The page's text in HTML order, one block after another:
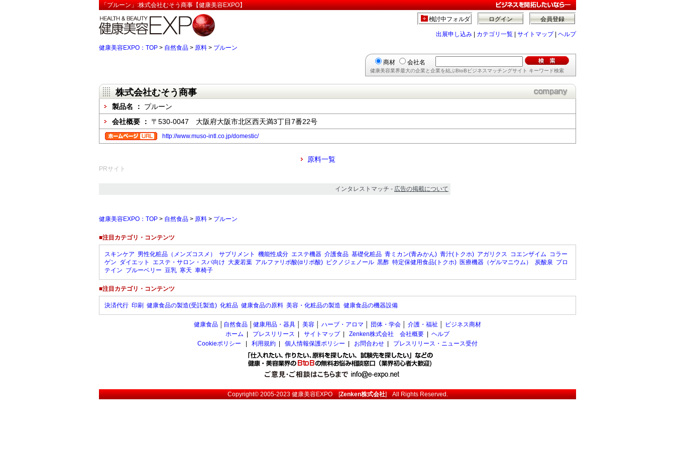
「プルーン」:株式会社むそう商事【健康美容EXPO】
会員登録
ログイン
検討中フォルダ
出展申し込み カテゴリ一覧 サイトマップ| ヘルプ
健康美容EXPO：TOP > 自然食品 > 原料 > プルーン
商材 会社名
健康美容業界最大の企業と企業を結ぶBtoBビジネスマッチングサイト キーワード検索
株式会社むそう商事
製品名 ： プルーン
会社概要 ： 〒530-0047 大阪府大阪市北区西天満3丁目7番22号
http://www.muso-intl.co.jp/domestic/
原料一覧
PRサイト
インタレストマッチ - 広告の掲載について
健康美容EXPO：TOP > 自然食品 > 原料 > プルーン
■注目カテゴリ・コンテンツ
スキンケア 男性化粧品（メンズコスメ） サプリメント 機能性成分 エステ機器 介護食品 基礎化粧品 青ミカン(青みかん) 青汁(トクホ) アガリクス コエンザイム コラー
ゲン ダイエット エステ・サロン・スパ向け 大麦若葉 アルファリポ酸(αリポ酸) ピクノジェノール 黒酢 特定保健用食品(トクホ) 医療機器（ゲルマニウム） 炭酸泉 プロ
テイン ブルーベリー 豆乳 寒天 車椅子
■注目カテゴリ・コンテンツ
決済代行 印刷 健康食品の製造(受託製造) 化粧品 健康食品の原料 美容・化粧品の製造 健康食品の機器設備
健康食品 自然食品 健康用品・器具 美容 ハーブ・アロマ 団体・学会 介護・福祉
ビジネス商材
ホーム
プレスリリース サイトマップ| Zenken株式会社 会社概要
ヘルプ
Cookieポリシー
利用規約 個人情報保護ポリシー お問合わせ プレスリリース・ニュース受付
Copyright© 2005-2023健康美容EXPO[Zenken株式会社] All Rights Reserved.